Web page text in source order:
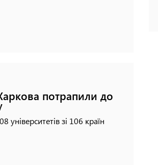
потрапили до
університетів зі 106 країн